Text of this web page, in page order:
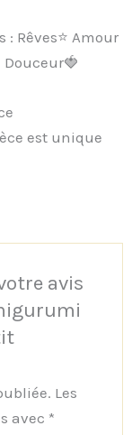
Rêves⭐ Amour
Douceur🍓
est unique
avis
Les
avec *